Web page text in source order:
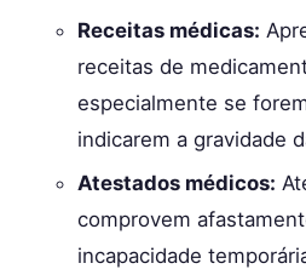
Receitas médicas:
receitas de
especialmente se
indicarem a gravidade
Atestados médicos:
comprovem
incapacidade